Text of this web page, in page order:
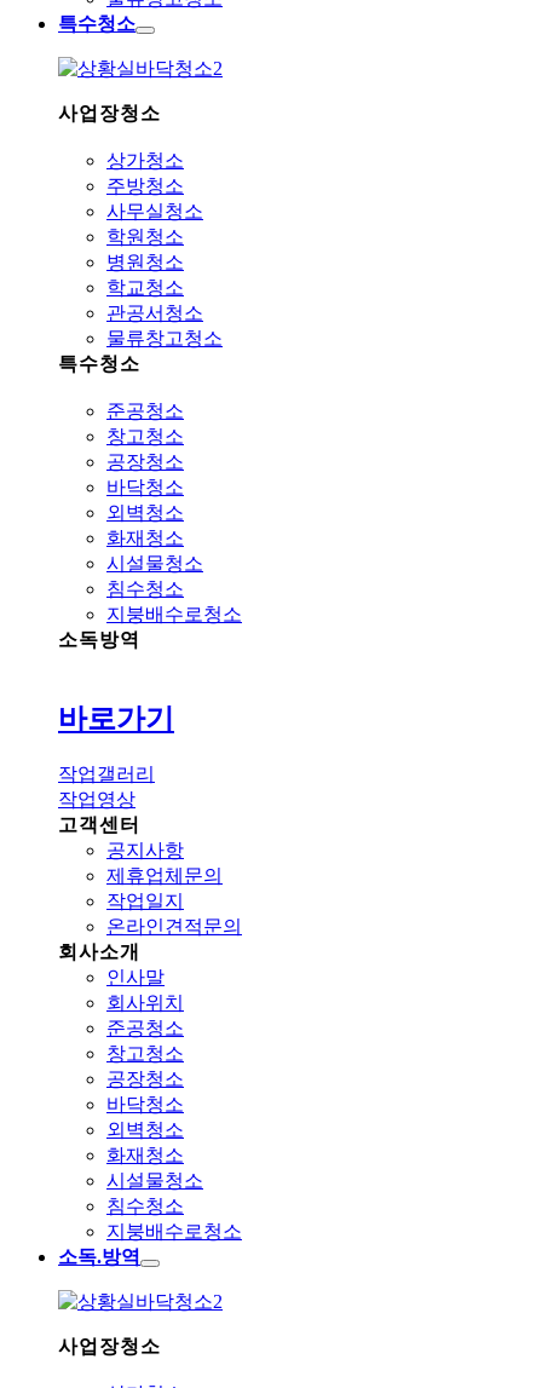
특수청소
사업장청소
상가청소
주방청소
사무실청소
학원청소
병원청소
학교청소
관공서청소
물류창고청소
특수청소
준공청소
창고청소
공장청소
바닥청소
외벽청소
화재청소
시설물청소
침수청소
지붕배수로청소
소독방역
바로가기
작업갤러리
작업영상
고객센터
공지사항
제휴업체문의
작업일지
온라인견적문의
회사소개
인사말
회사위치
준공청소
창고청소
공장청소
바닥청소
외벽청소
화재청소
시설물청소
침수청소
지붕배수로청소
소독.방역
사업장청소